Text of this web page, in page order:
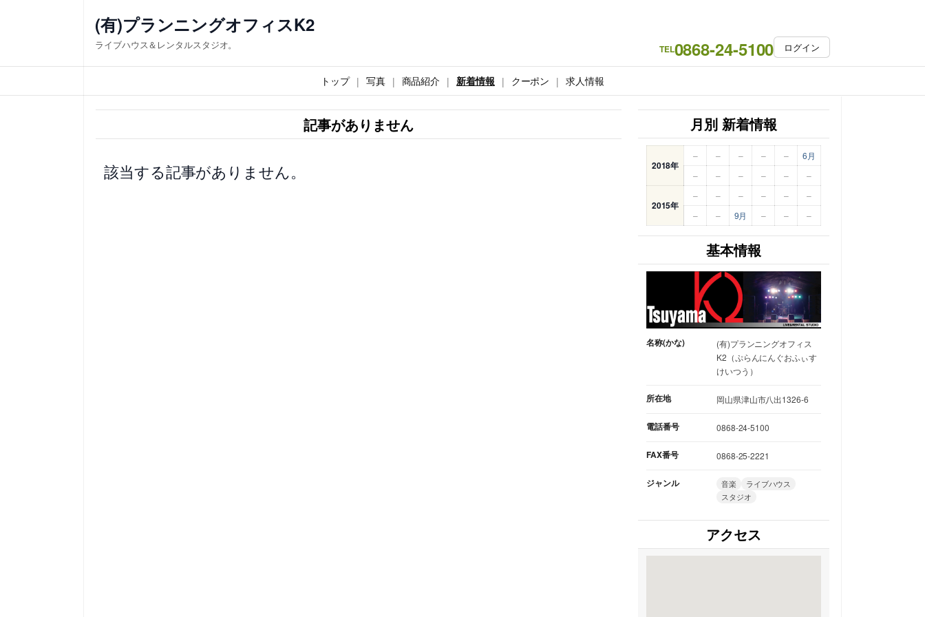
ス
キ
(有)プランニングオフィスK2
ライブハウス＆レンタルスタジオ。 TEL0868-24-5100 ログイン
トップ 写真 商品紹介 新着情報 クーポン 求人情報
記事がありません
該当する記事がありません。
月別 新着情報
2018年
– – – – –
6月
–
– – – – –
2015年
– – – – –
–
–
– 9月 – – –
基本情報
名称(かな)
(有)プランニングオフィス
K2（ぷらんにんぐおふぃす
けいつう）
所在地 岡山県津山市八出1326-6
電話番号 0868-24-5100
FAX番号 0868-25-2221
ジャンル 音楽
ライブハウス
スタジオ
アクセス